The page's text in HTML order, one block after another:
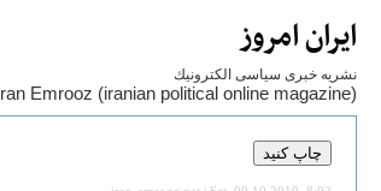
ايران امروز
نشريه خبری سياسی الكترونيك
Iran Emrooz (iranian political online magazine)